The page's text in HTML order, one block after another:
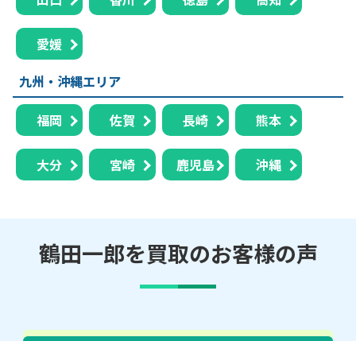
愛媛
九州・沖縄エリア
福岡 佐賀 長崎 熊本
大分 宮崎 鹿児島 沖縄
鶴田一郎を買取のお客様の声